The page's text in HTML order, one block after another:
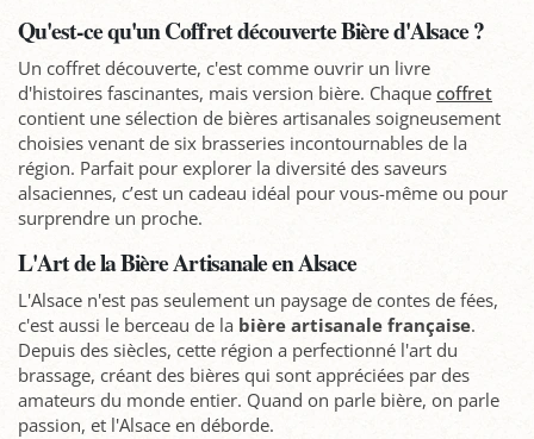
Qu'est-ce qu'un Coffret découverte Bière d'Alsace ?
Un coffret découverte, c'est comme ouvrir un livre
d'histoires fascinantes, mais version bière. Chaque coffret
contient une sélection de bières artisanales soigneusement
choisies venant de six brasseries incontournables de la
région. Parfait pour explorer la diversité des saveurs
alsaciennes, c’est un cadeau idéal pour vous-même ou pour
surprendre un proche.
L'Art de la Bière Artisanale en Alsace
L'Alsace n'est pas seulement un paysage de contes de fées,
c'est aussi le berceau de la bière artisanale française.
Depuis des siècles, cette région a perfectionné l'art du
brassage, créant des bières qui sont appréciées par des
amateurs du monde entier. Quand on parle bière, on parle
passion, et l'Alsace en déborde.